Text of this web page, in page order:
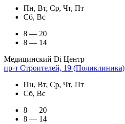
Пн, Вт, Ср, Чт, Пт
Сб, Вс
8 — 20
8 — 14
Медицинский Di Центр
пр-т Строителей, 19 (Поликлиника)
Пн, Вт, Ср, Чт, Пт
Сб, Вс
8 — 20
8 — 14